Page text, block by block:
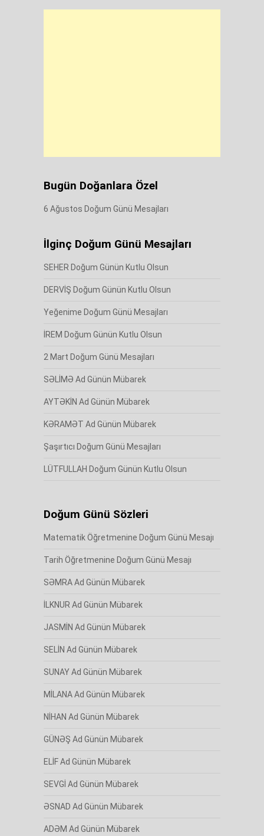
Bugün Doğanlara Özel
6 Ağustos Doğum Günü Mesajları
İlginç Doğum Günü Mesajları
SEHER Doğum Günün Kutlu Olsun
DERVİŞ Doğum Günün Kutlu Olsun
Yeğenime Doğum Günü Mesajları
İREM Doğum Günün Kutlu Olsun
2 Mart Doğum Günü Mesajları
SƏLİMƏ Ad Günün Mübarek
AYTƏKİN Ad Günün Mübarek
KƏRAMƏT Ad Günün Mübarek
Şaşırtıcı Doğum Günü Mesajları
LÜTFULLAH Doğum Günün Kutlu Olsun
Doğum Günü Sözleri
Matematik Öğretmenine Doğum Günü Mesajı
Tarih Öğretmenine Doğum Günü Mesajı
SƏMRA Ad Günün Mübarek
İLKNUR Ad Günün Mübarek
JASMİN Ad Günün Mübarek
SELİN Ad Günün Mübarek
SUNAY Ad Günün Mübarek
MİLANA Ad Günün Mübarek
NİHAN Ad Günün Mübarek
GÜNƏŞ Ad Günün Mübarek
ELİF Ad Günün Mübarek
SEVGİ Ad Günün Mübarek
ƏSNAD Ad Günün Mübarek
ADƏM Ad Günün Mübarek